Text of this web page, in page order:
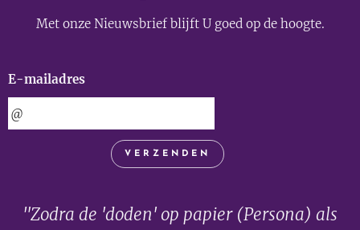
Met onze Nieuwsbrief blijft U goed op de hoogte.
E-mailadres
VERZENDEN
"Zodra de 'doden' op papier (Persona) als